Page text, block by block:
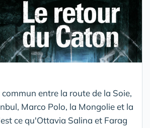
entre la route de la Soie,
Marco Polo, la Mongolie et la
ce qu'Ottavia Salina et Farag